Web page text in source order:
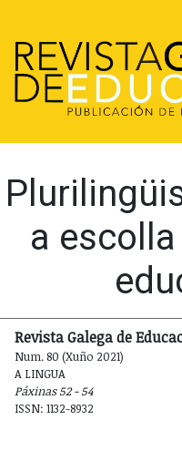
a
Revista Galega de
Num. 80 (Xuño 2021)
A LINGUA
Páxinas 52 - 54
ISSN: 1132-8932